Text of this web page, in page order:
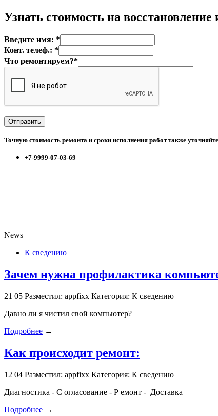
Узнать стоимость на
Введите имя: *
Конт. телеф.: *
Что ремонтируем?*
Точную стоимость ремонта и сроки исполнения работ также
+7-9999-07-03-69
News
К сведению
Зачем нужна профилактика
21 05 Разместил: appfixx Категория: К сведению
Давно ли я чистил свой компьютер?
Подробнее →
Как происходит ремонт:
12 04 Разместил: appfixx Категория: К сведению
Диагностика - С огласование - Р емонт - Доставка
Подробнее →